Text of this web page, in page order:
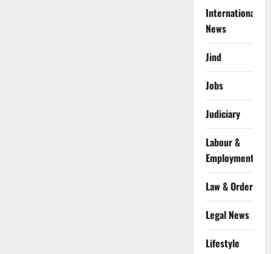
International
News
Jind
Jobs
Judiciary
Labour &
Employment
Law & Order
Legal News
Lifestyle